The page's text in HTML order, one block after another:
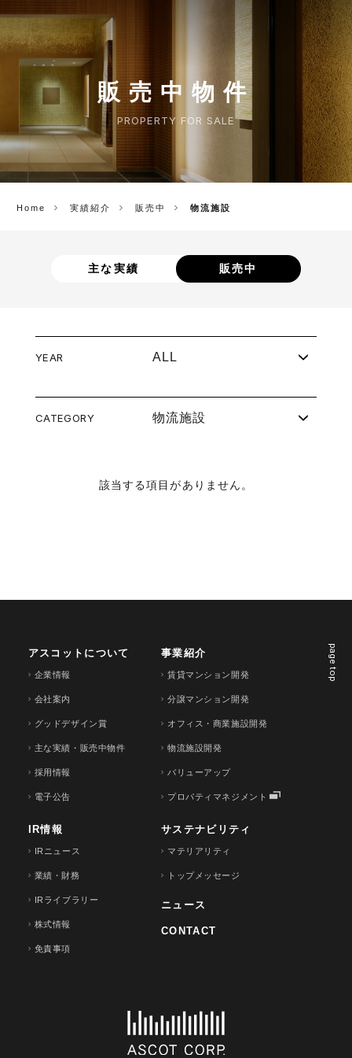
CORP.
販売中物件
PROPERTY FOR SALE
主な実績 販売中
Home 実績紹介 販売中 物流施設
YEAR ALL
CATEGORY 物流施設
該当する項目がありません。
page top
アスコットについて
企業情報
会社案内
グッドデザイン賞
主な実績・販売中物件
採用情報
電子公告
事業紹介
賃貸マンション開発
分譲マンション開発
オフィス・商業施設開発
物流施設開発
バリューアップ
プロパティマネジメント
IR情報
IRニュース
業績・財務
IRライブラリー
株式情報
免責事項
サステナビリティ
マテリアリティ
トップメッセージ
ニュース
CONTACT